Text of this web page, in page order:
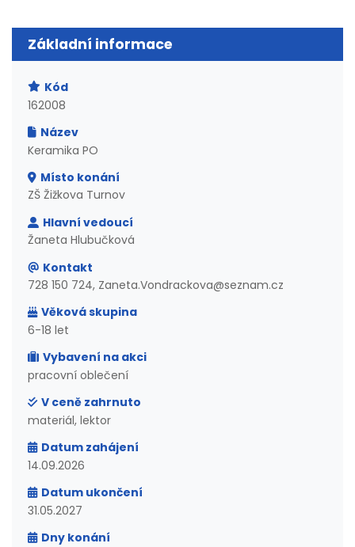
Základní informace
Kód
162008
Název
Keramika PO
Místo konání
ZŠ Žižkova Turnov
Hlavní vedoucí
Žaneta Hlubučková
Kontakt
728 150 724, Zaneta.Vondrackova@seznam.cz
Věková skupina
6-18 let
Vybavení na akci
pracovní oblečení
V ceně zahrnuto
materiál, lektor
Datum zahájení
14.09.2026
Datum ukončení
31.05.2027
Dny konání